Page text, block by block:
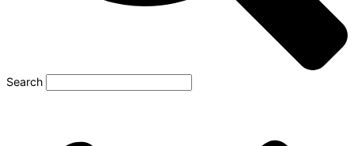
Search